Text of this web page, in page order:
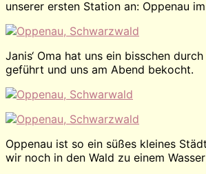
unserer ersten Station an: Oppenau
Janis‘ Oma hat uns ein bisschen
geführt und uns am Abend bekocht.
Oppenau ist so ein süßes kleines
wir noch in den Wald zu einem